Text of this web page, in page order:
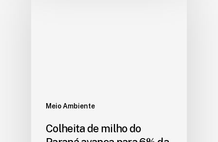
Meio Ambiente
Colheita de milho do